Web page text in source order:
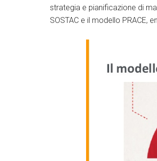
strategia e pianificazione di
SOSTAC e il modello PRACE,